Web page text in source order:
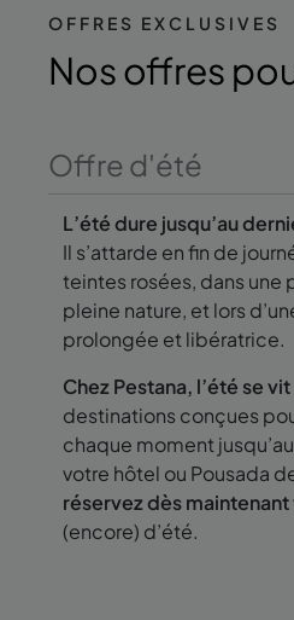
OFFRES EXCLUSIVES
Nos offres
Offre d'été
L’été dure jusqu’au
Il s’attarde en fin de
teintes rosées, dans une
pleine nature, et lors
prolongée et libératrice.
Chez Pestana, l’été se
destinations conçues
chaque moment
votre hôtel ou Pousada
réservez dès
(encore) d’été.